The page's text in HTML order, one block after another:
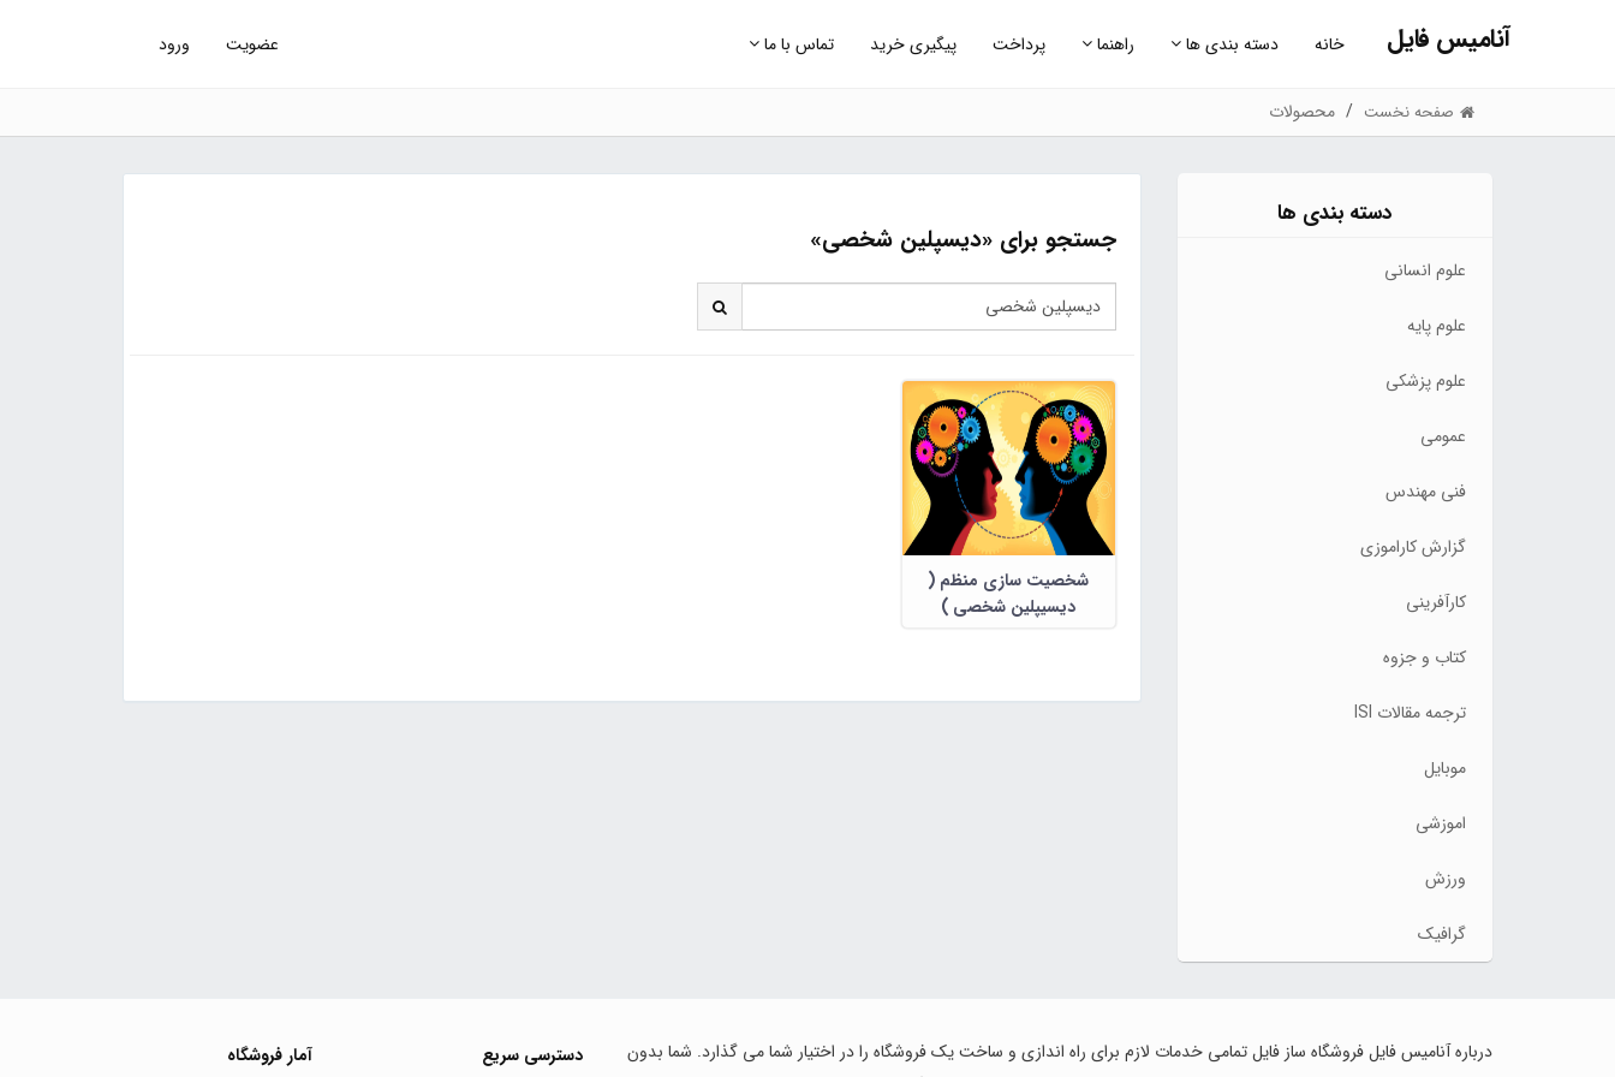
آنامیس فایل خانه دسته بندی ها راهنما پرداخت پیگیری خرید تماس با ما عضویت ورود
صفحه نخست محصولات
دسته بندی ها
علوم انسانی
علوم پایه
علوم پزشکی
عمومی
فنی مهندس
گزارش کاراموزی
کارآفرینی
کتاب و جزوه
ترجمه مقالات ISI
موبایل
اموزشی
ورزش
گرافیک
جستجو برای «دیسپلین شخصی»
شخصیت سازی منظم (
دیسیپلین شخصی )
درباره آنامیس فایل فروشگاه ساز فایل تمامی خدمات لازم برای راه اندازی و ساخت یک فروشگاه را در اختیار شما می گذارد. شما بدون
دسترسی سریع آمار فروشگاه